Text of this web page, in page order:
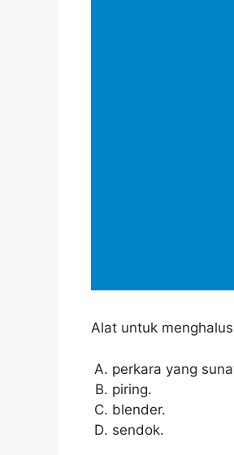
Alat untuk
perkara yang
piring.
blender.
sendok.